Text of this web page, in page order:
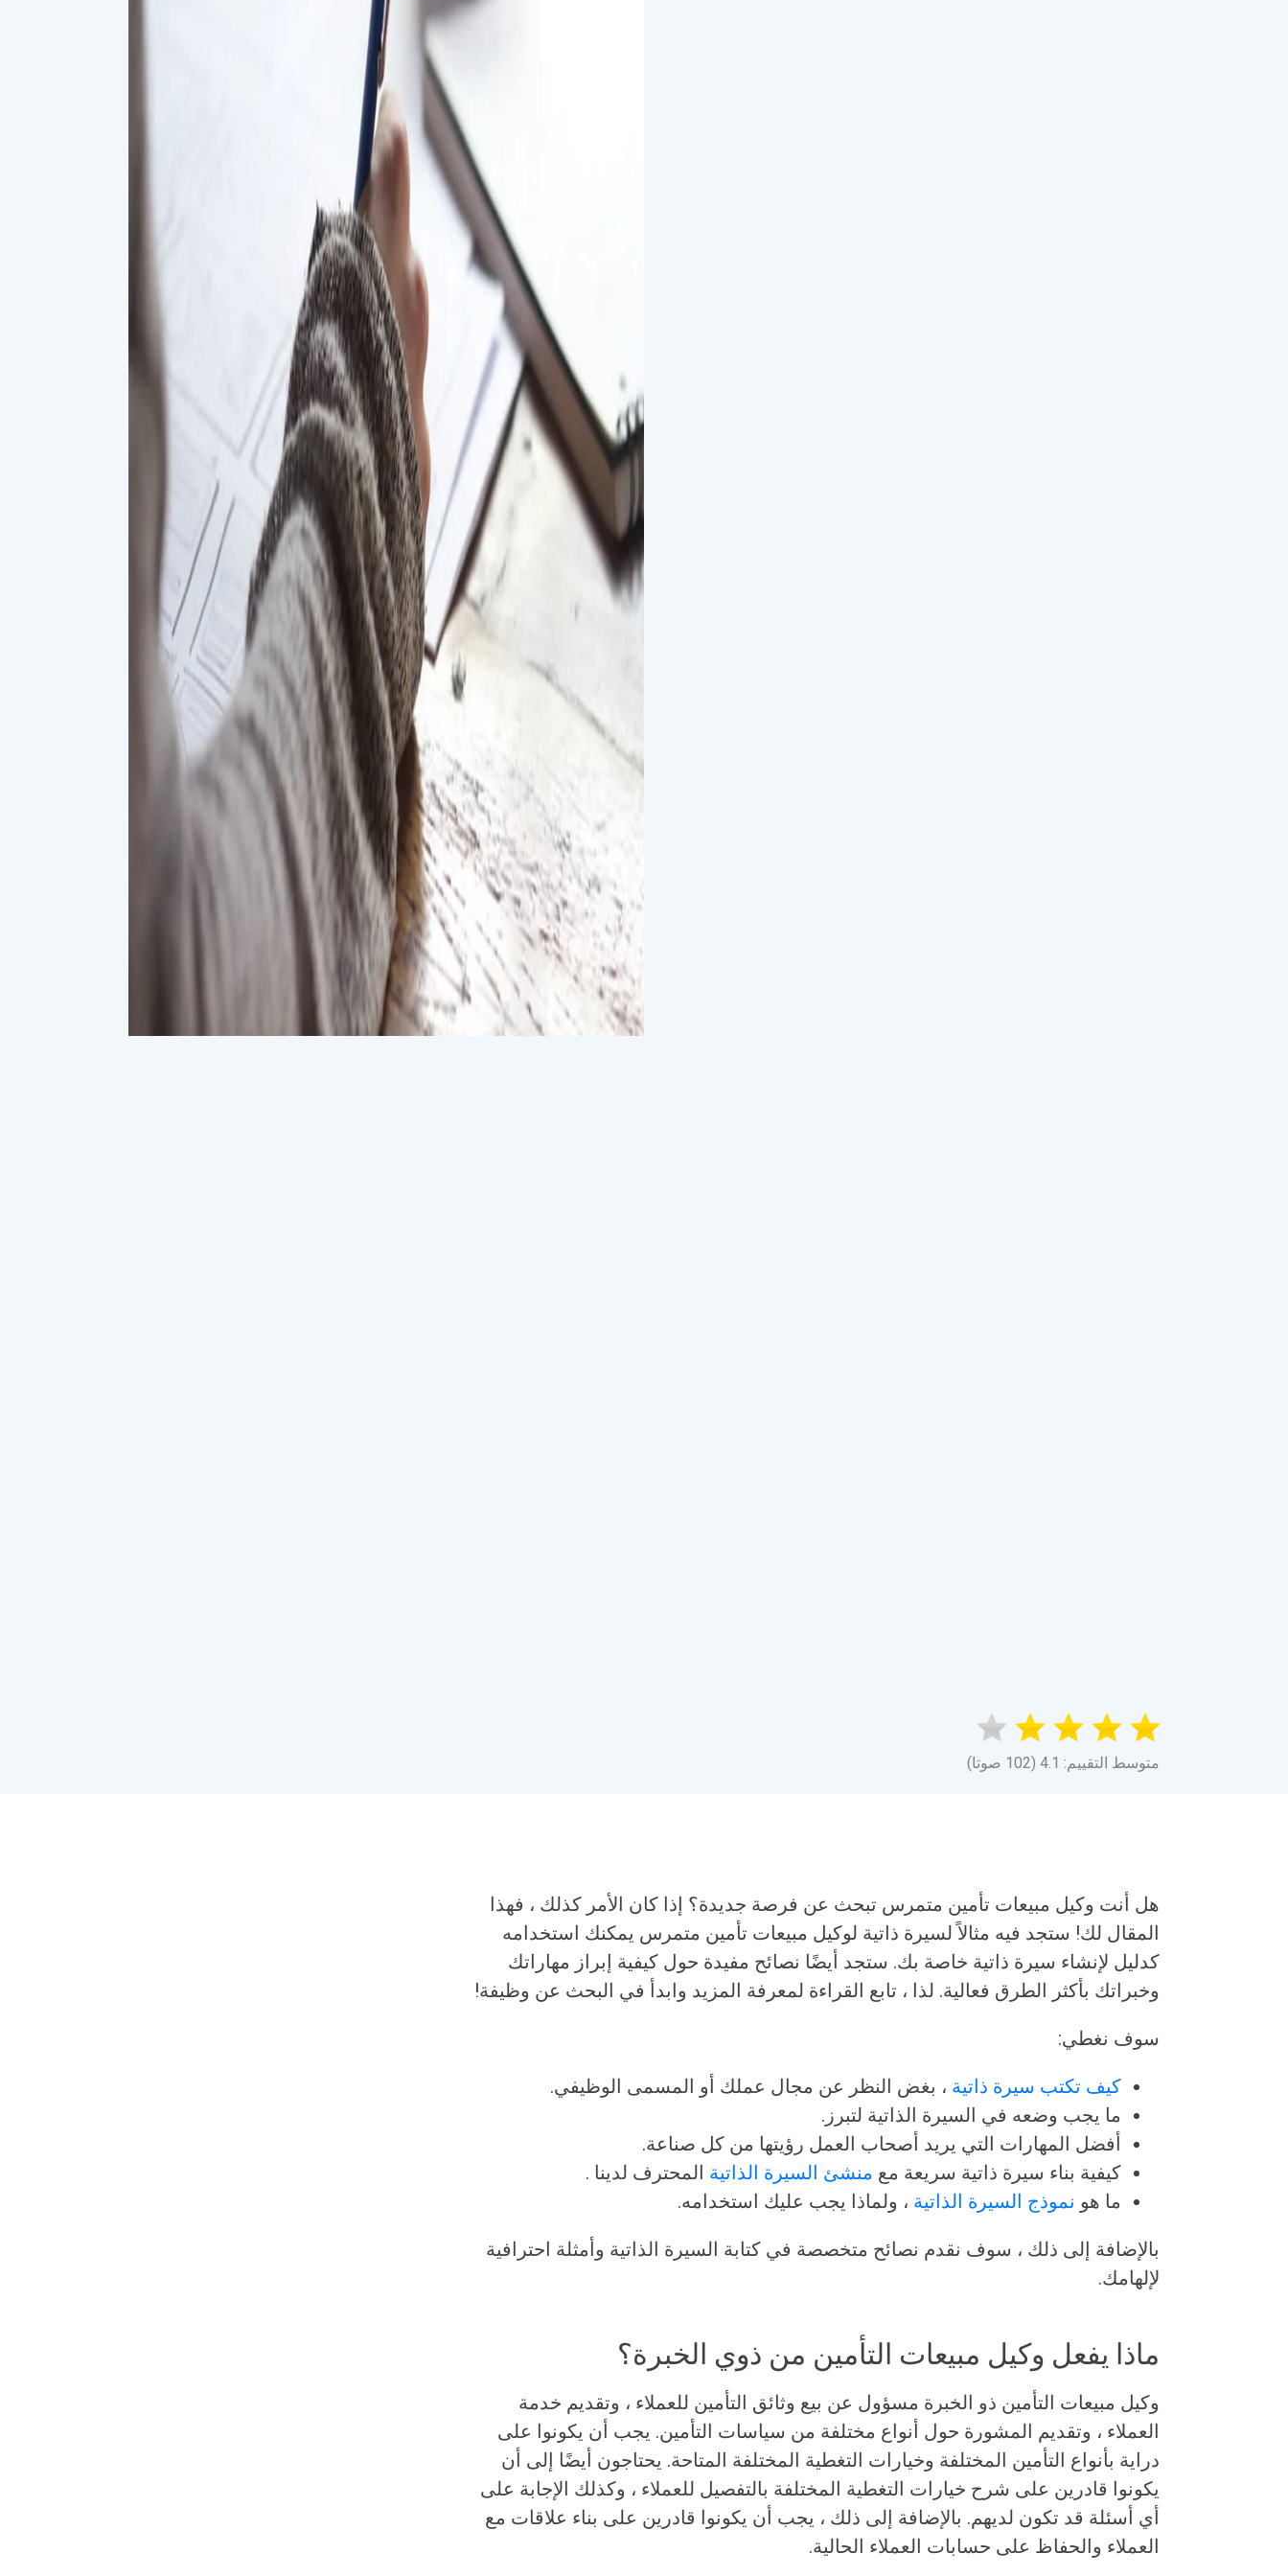
متوسط التقييم: 4.1 (102 صوتا)
هل أنت وكيل مبيعات تأمين متمرس تبحث عن فرصة جديدة؟ إذا كان الأمر كذلك ، فهذا
المقال لك! ستجد فيه مثالاً لسيرة ذاتية لوكيل مبيعات تأمين متمرس يمكنك استخدامه
كدليل لإنشاء سيرة ذاتية خاصة بك. ستجد أيضًا نصائح مفيدة حول كيفية إبراز مهاراتك
وخبراتك بأكثر الطرق فعالية. لذا ، تابع القراءة لمعرفة المزيد وابدأ في البحث عن وظيفة!
سوف نغطي:
كيف تكتب سيرة ذاتية ، بغض النظر عن مجال عملك أو المسمى الوظيفي.
ما يجب وضعه في السيرة الذاتية لتبرز.
أفضل المهارات التي يريد أصحاب العمل رؤيتها من كل صناعة.
كيفية بناء سيرة ذاتية سريعة مع منشئ السيرة الذاتية المحترف لدينا .
ما هو نموذج السيرة الذاتية ، ولماذا يجب عليك استخدامه.
بالإضافة إلى ذلك ، سوف نقدم نصائح متخصصة في كتابة السيرة الذاتية وأمثلة احترافية
لإلهامك.
ماذا يفعل وكيل مبيعات التأمين من ذوي الخبرة؟
وكيل مبيعات التأمين ذو الخبرة مسؤول عن بيع وثائق التأمين للعملاء ، وتقديم خدمة
العملاء ، وتقديم المشورة حول أنواع مختلفة من سياسات التأمين. يجب أن يكونوا على
دراية بأنواع التأمين المختلفة وخيارات التغطية المختلفة المتاحة. يحتاجون أيضًا إلى أن
يكونوا قادرين على شرح خيارات التغطية المختلفة بالتفصيل للعملاء ، وكذلك الإجابة على
أي أسئلة قد تكون لديهم. بالإضافة إلى ذلك ، يجب أن يكونوا قادرين على بناء علاقات مع
العملاء والحفاظ على حسابات العملاء الحالية.